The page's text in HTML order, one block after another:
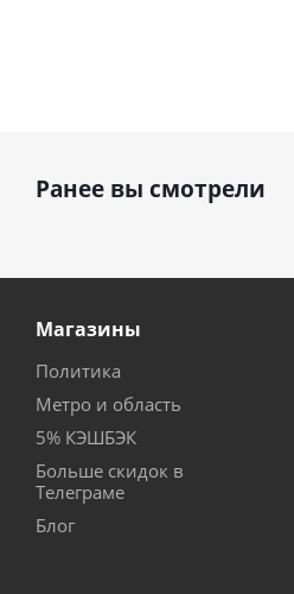
Ранее вы смотрели
Магазины
Политика
Метро и область
5% КЭШБЭК
Больше скидок в
Телеграме
Блог